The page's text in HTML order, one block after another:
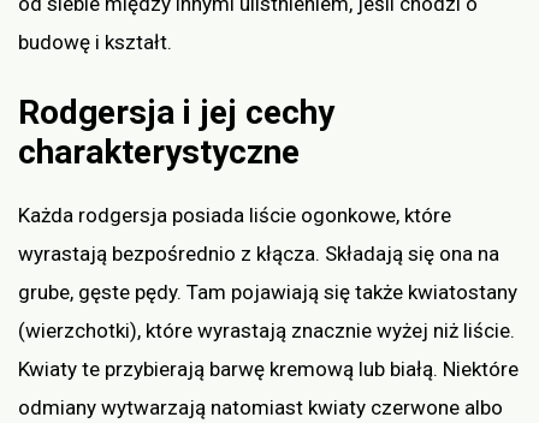
budowę i kształt.
Rodgersja i jej cechy
charakterystyczne
Każda rodgersja posiada liście ogonkowe, które
wyrastają bezpośrednio z kłącza. Składają się ona na
grube, gęste pędy. Tam pojawiają się także kwiatostany
(wierzchotki), które wyrastają znacznie wyżej niż liście.
Kwiaty te przybierają barwę kremową lub białą. Niektóre
odmiany wytwarzają natomiast kwiaty czerwone albo